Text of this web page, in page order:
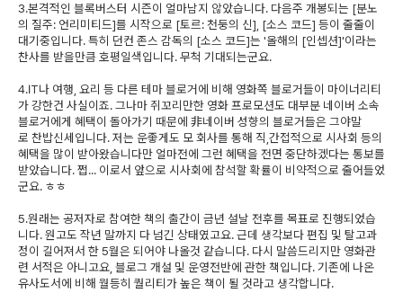
3.본격적인 블록버스터 시즌이 얼마남지 않았습니다. 다음주 개봉되는 [분노
의 질주: 언리미티드]를 시작으로 [토르: 천둥의 신], [소스 코드] 등이 줄줄이
대기중입니다. 특히 던컨 존스 감독의 [소스 코드]는 '올해의 [인셉션]'이라는
찬사를 받을만큼 호평일색입니다. 무척 기대되는군요.
4.IT나 여행, 요리 등 다른 테마 블로거에 비해 영화쪽 블로거들이 마이너리티
가 강한건 사실이죠. 그나마 쥐꼬리만한 영화 프로모션도 대부분 네이버 소속
블로거에게 혜택이 돌아가기 때문에 非네이버 성향의 블로거들은 그야말
로 찬밥신세입니다. 저는 운좋게도 모 회사를 통해 직,간접적으로 시사회 등의
혜택을 많이 받아왔습니다만 얼마전에 그런 혜택을 전면 중단하겠다는 통보를
받았습니다. 쩝... 이로서 앞으로 시사회에 참석할 확률이 비약적으로 줄어들었
군요. ㅎㅎ
5.원래는 공저자로 참여한 책의 출간이 금년 설날 전후를 목표로 진행되었습
니다. 원고도 작년 말까지 다 넘긴 상태였고요. 근데 생각보다 편집 및 탈고과
정이 길어져서 한 5월은 되어야 나올것 같습니다. 다시 말씀드리지만 영화관
련 서적은 아니고요, 블로그 개설 및 운영전반에 관한 책입니다. 기존에 나온
유사도서에 비해 월등히 퀄리티가 높은 책이 될 것라고 생각합니다.